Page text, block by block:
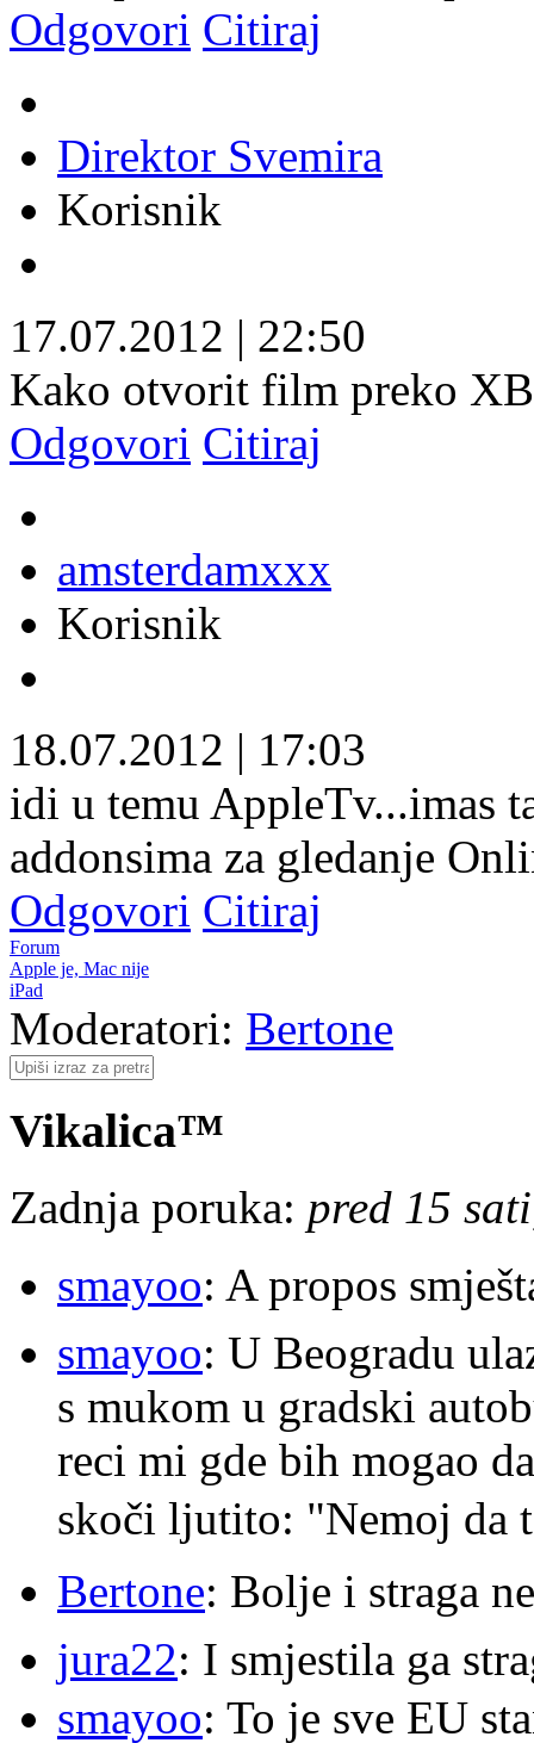
Odgovori Citiraj
Direktor Svemira
Korisnik
17.07.2012 | 22:50
Kako otvorit film preko
Odgovori Citiraj
amsterdamxxx
Korisnik
18.07.2012 | 17:03
idi u temu AppleTv...imas
addonsima za gledanje
Odgovori Citiraj
Forum
Apple je, Mac nije
iPad
Moderatori: Bertone
Vikalica™
Zadnja poruka: pred 15
smayoo: A propos
smayoo: U Beogradu
s mukom u gradski
reci mi gde bih mogao
skoči ljutito: "Nemoj da
Bertone: Bolje i straga
jura22: I smjestila ga
smayoo: To je sve EU